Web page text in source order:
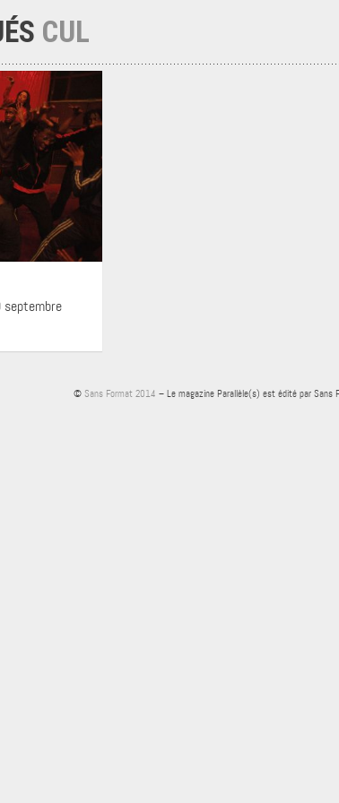
CUL
© Sans Format 2014 – Le magazine Parallèle(s) est édité par Sans